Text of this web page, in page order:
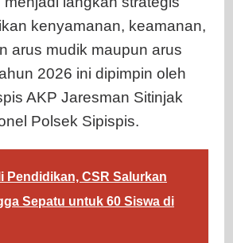
kenyamanan, keamanan,
arus mudik maupun arus
2026 ini dipimpin oleh
AKP Jaresman Sitinjak
Polsek Sipispis.
Pendidikan, CSR Salurkan
Sepatu untuk 60 Siswa di